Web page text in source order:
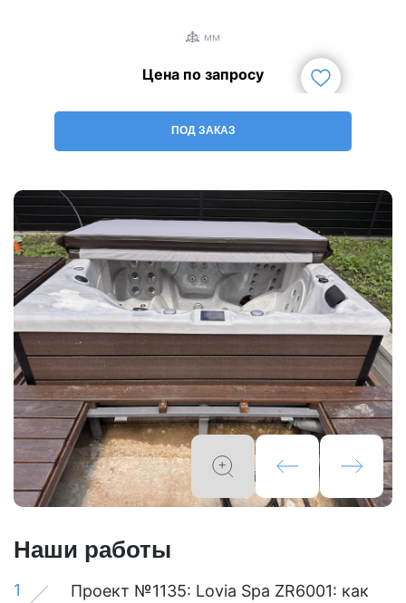
мм
Цена по запросу
ПОД ЗАКАЗ
Наши работы
1
Проект №1135: Lovia Spa ZR6001: как